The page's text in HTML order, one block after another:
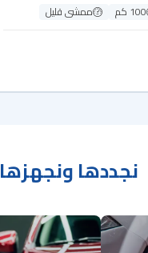
100 كم
ممشى قليل
نجددها ونجهزها